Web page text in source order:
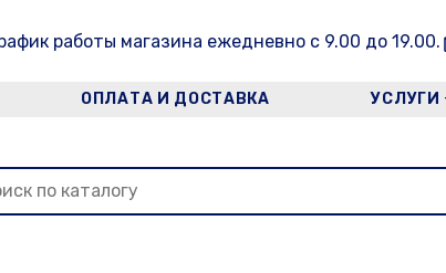
работы магазина ежедневно с 9.00 до 19.00.
ОПЛАТА И ДОСТАВКА УСЛУГИ